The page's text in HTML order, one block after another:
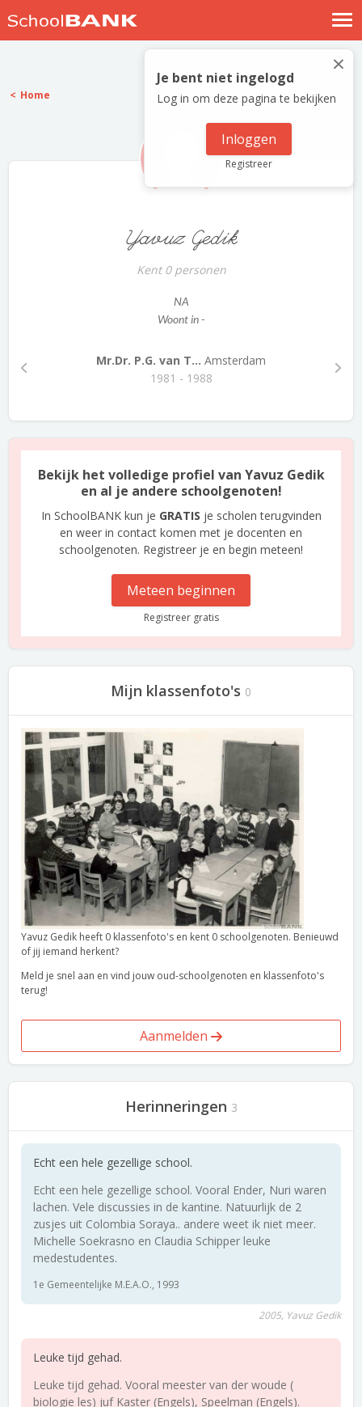
Nostalgische verhalen
Log in
Meld je gratis aan
×
Je bent niet ingelogd
Log in om deze pagina te bekijken
Inloggen
Registreer
Home
Yavuz Gedik
Kent 0 personen
NA
Woont in -
Mr.Dr. P.G. van T... Amsterdam
1981 - 1988
Bekijk het volledige profiel van Yavuz Gedik
en al je andere schoolgenoten!
In SchoolBANK kun je GRATIS je scholen terugvinden
en weer in contact komen met je docenten en
schoolgenoten. Registreer je en begin meteen!
Meteen beginnen
Registreer gratis
Mijn klassenfoto's 0
Yavuz Gedik heeft 0 klassenfoto's en kent 0 schoolgenoten. Benieuwd
of jij iemand herkent?
Meld je snel aan en vind jouw oud-schoolgenoten en klassenfoto's
terug!
Aanmelden
Herinneringen 3
Echt een hele gezellige school.
Echt een hele gezellige school. Vooral Ender, Nuri waren
lachen. Vele discussies in de kantine. Natuurlijk de 2
zusjes uit Colombia Soraya.. andere weet ik niet meer.
Michelle Soekrasno en Claudia Schipper leuke
medestudentes.
1e Gemeentelijke M.E.A.O., 1993
2005, Yavuz Gedik
Leuke tijd gehad.
Leuke tijd gehad. Vooral meester van der woude (
biologie les) juf Kaster (Engels), Speelman (Engels).